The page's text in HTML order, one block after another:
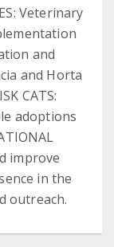
Veterinary
and
and Horta
CATS:
adoptions
improve
in the
outreach.